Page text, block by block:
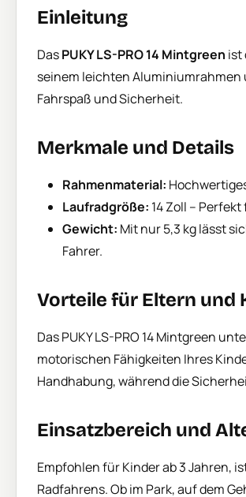
Einleitung
DasPUKY LS-PRO 14 Mintgreen ist
seinem leichten
Fahrspaß und Sicherheit.
Merkmale und Details
Rahmenmaterial:
Laufradgröße: 14 Zoll –
Gewicht: Mit nur 5,3 kg lässt
Fahrer.
Vorteile für Eltern und
Das PUKY LS-PRO 14 Mintgreen
motorischen Fähigkeiten Ihres
Handhabung, während die
Einsatzbereich und
Empfohlen für Kinder ab 3 Jahren,
Radfahrens. Ob im Park, auf dem